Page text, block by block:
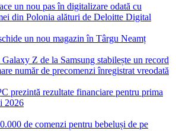
un nou pas în digitalizare odată cu
din Polonia alături de Deloitte Digital
un nou magazin în Târgu Neamț
Galaxy Z de la Samsung stabilește un record
număr de precomenzi înregistrat vreodată
prezintă rezultate financiare pentru prima
2026
de comenzi pentru bebeluși de pe